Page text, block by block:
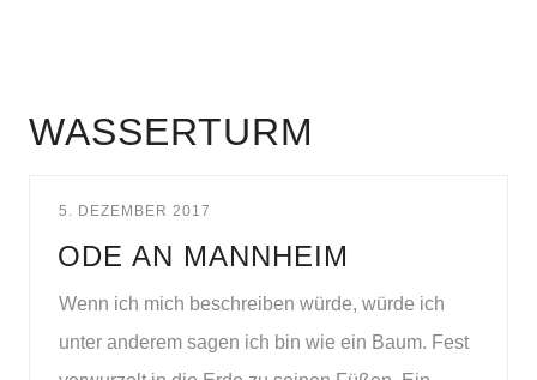
WASSERTURM
5. DEZEMBER 2017
ODE AN MANNHEIM
Wenn ich mich beschreiben würde, würde ich
unter anderem sagen ich bin wie ein Baum. Fest